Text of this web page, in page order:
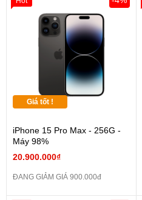
Giá tốt !
iPhone 15 Pro Max - 256G -
Máy 98%
20.900.000₫
ĐANG GIẢM GIÁ 900.000đ